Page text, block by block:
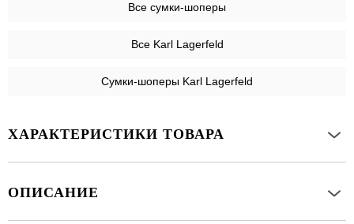
Все сумки-шоперы
Все Karl Lagerfeld
Сумки-шоперы Karl Lagerfeld
ХАРАКТЕРИСТИКИ ТОВАРА
ОПИСАНИЕ